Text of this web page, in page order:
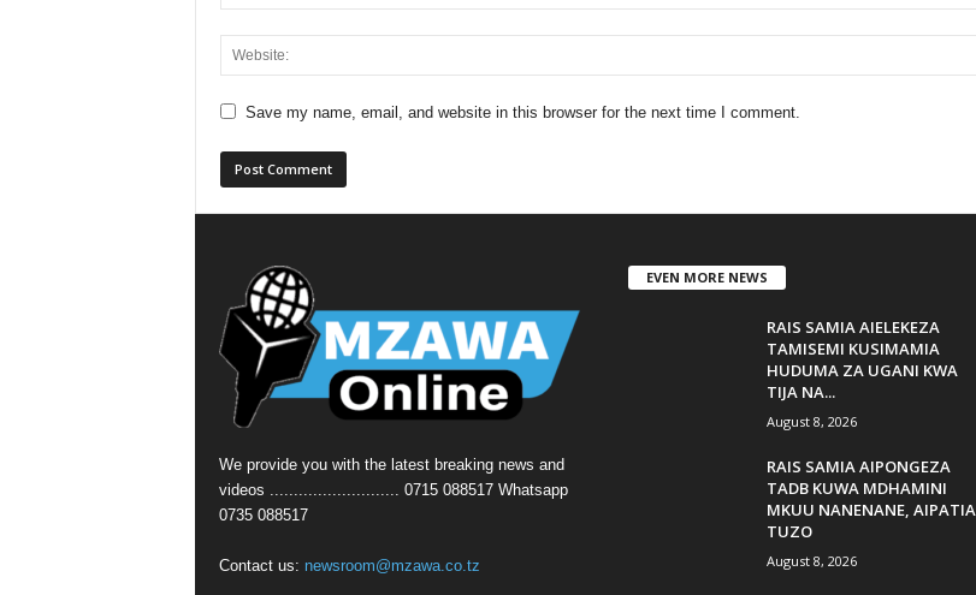
Save my name, email, and website in this browser for the next time I comment.
We provide you with the latest breaking news and
videos ........................... 0715 088517 Whatsapp
0735 088517
Contact us: newsroom@mzawa.co.tz
EVEN MORE NEWS
RAIS SAMIA AIELEKEZA
TAMISEMI KUSIMAMIA
HUDUMA ZA UGANI KWA
TIJA NA...
August 8, 2026
RAIS SAMIA AIPONGEZA
TADB KUWA MDHAMINI
MKUU NANENANE, AIPATIA
TUZO
August 8, 2026